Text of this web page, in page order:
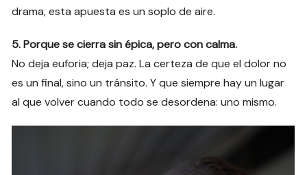
drama, esta apuesta es un soplo de aire.
5. Porque se cierra sin épica, pero con calma.
No deja euforia; deja paz. La certeza de que el dolor no
es un final, sino un tránsito. Y que siempre hay un lugar
al que volver cuando todo se desordena: uno mismo.